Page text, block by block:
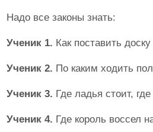
Надо все законы знать:
Ученик 1. Как поставить
Ученик 2. По каким ходить
Ученик 3. Где ладья стоит,
Ученик 4. Где король воссел